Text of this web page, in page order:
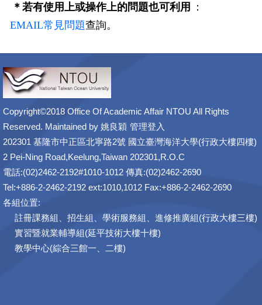
＊若有使用上或操作上的問題也可利用
：
EMAIL常見問題查詢。
Copyright©2018 Office Of Academic Affair NTOU All Rights
Reserved. Maintained by 姚良穎 管理登入
202301 基隆市中正區北寧路2號 國立臺灣海洋大學(行政大樓四樓)
2 Pei-Ning Road,Keelung,Taiwan 202301,R.O.C
電話:(02)2462-2192#1010-1012 傳真:(02)2462-2690
Tel:+886-2-2462-2192 ext:1010,1012 Fax:+886-2-2462-2690
各組位置:
註冊課務組、招生組、學術服務組、進修推廣組(行政大樓三樓)
實習暨就業輔導組(延平技術大樓十樓)
教學中心(綜合三館一、二樓)